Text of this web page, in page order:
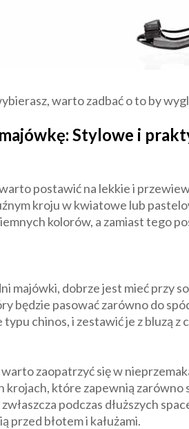
warto zadbać o to by
Stylowe i
postawić na lekkie i
kroju w kwiatowe lub
kolorów, a zamiast tego
majówki, dobrze jest mieć przy
będzie pasować zarówno do
chinos, i zestawić je z bluzą
zaopatrzyć się w
które zapewnią
podczas dłuższych
przed błotem i kałużami.